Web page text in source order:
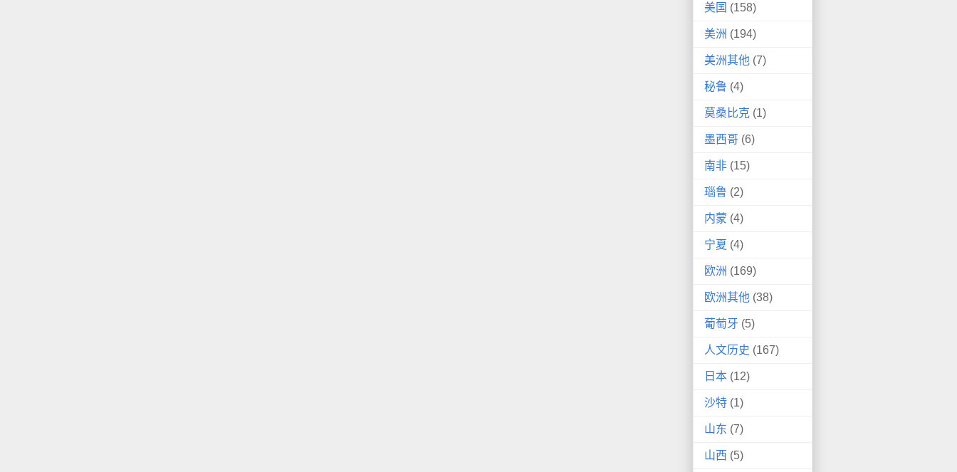
美国 (158)
美洲 (194)
美洲其他 (7)
秘鲁 (4)
莫桑比克 (1)
墨西哥 (6)
南非 (15)
瑙鲁 (2)
内蒙 (4)
宁夏 (4)
欧洲 (169)
欧洲其他 (38)
葡萄牙 (5)
人文历史 (167)
日本 (12)
沙特 (1)
山东 (7)
山西 (5)